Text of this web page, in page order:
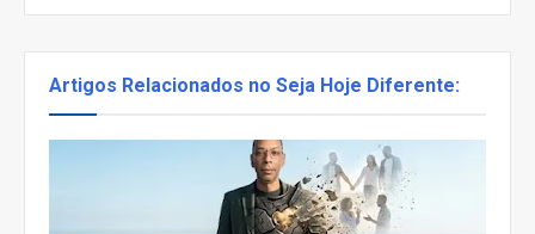
Artigos Relacionados no Seja Hoje Diferente: